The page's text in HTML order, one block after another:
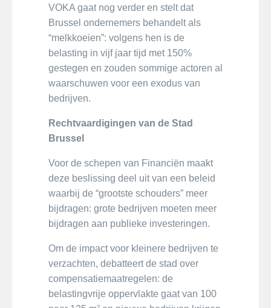
VOKA gaat nog verder en stelt dat
Brussel ondernemers behandelt als
“melkkoeien”: volgens hen is de
belasting in vijf jaar tijd met 150%
gestegen en zouden sommige actoren al
waarschuwen voor een exodus van
bedrijven.
Rechtvaardigingen van de Stad
Brussel
Voor de schepen van Financiën maakt
deze beslissing deel uit van een beleid
waarbij de “grootste schouders” meer
bijdragen: grote bedrijven moeten meer
bijdragen aan publieke investeringen.
Om de impact voor kleinere bedrijven te
verzachten, debatteert de stad over
compensatiemaatregelen: de
belastingvrije oppervlakte gaat van 100